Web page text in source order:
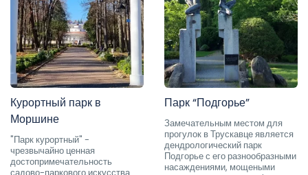
Курортный парк в
Моршине
"Парк курортный" -
чрезвычайно ценная
достопримечательность
Парк “Подгорье”
Замечательным местом для
прогулок в Трускавце является
дендрологический парк
Подгорье с его разнообразными
насаждениями, мощеными